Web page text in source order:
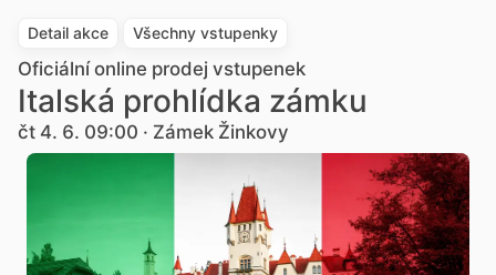
Detail akce Všechny vstupenky
Oficiální online prodej vstupenek
Italská prohlídka zámku
čt 4. 6. 09:00 · Zámek Žinkovy